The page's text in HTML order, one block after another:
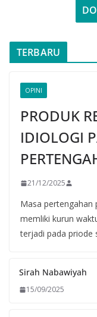
TERBARU
OPINI
PRODUK
IDIOLOGI
21/12/2025
Masa pertengahan
memliki kurun
terjadi pada priode
Sirah Nabawiyah
15/09/2025